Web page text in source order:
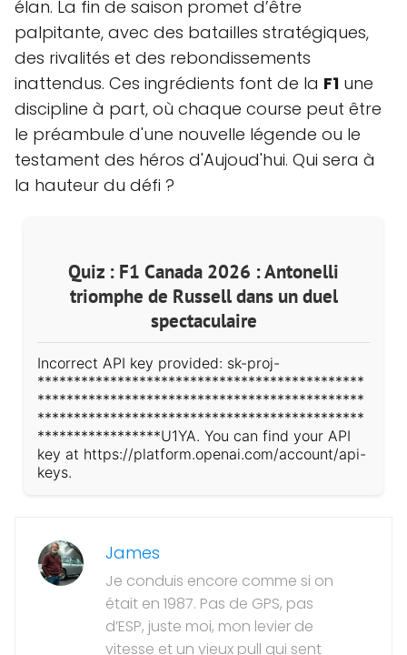
élan. La fin de saison promet d’être
palpitante, avec des batailles stratégiques,
des rivalités et des rebondissements
inattendus. Ces ingrédients font de la F1 une
discipline à part, où chaque course peut être
le préambule d'une nouvelle légende ou le
testament des héros d'Aujoud'hui. Qui sera à
la hauteur du défi ?
Quiz : F1 Canada 2026 : Antonelli
triomphe de Russell dans un duel
spectaculaire
Incorrect API key provided: sk-proj-
*********************************************
*********************************************
*********************************************
*****************U1YA. You can find your API
key at https://platform.openai.com/account/api-
keys.
James
Je conduis encore comme si on
était en 1987. Pas de GPS, pas
d’ESP, juste moi, mon levier de
vitesse et un vieux pull qui sent